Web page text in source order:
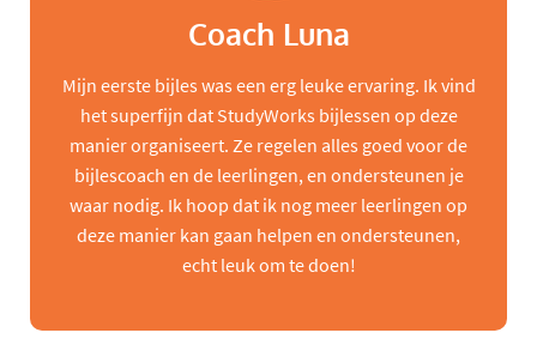
Coach Luna
Mijn eerste bijles was een erg leuke ervaring. Ik vind
het superfijn dat StudyWorks bijlessen op deze
manier organiseert. Ze regelen alles goed voor de
bijlescoach en de leerlingen, en ondersteunen je
waar nodig. Ik hoop dat ik nog meer leerlingen op
deze manier kan gaan helpen en ondersteunen,
echt leuk om te doen!